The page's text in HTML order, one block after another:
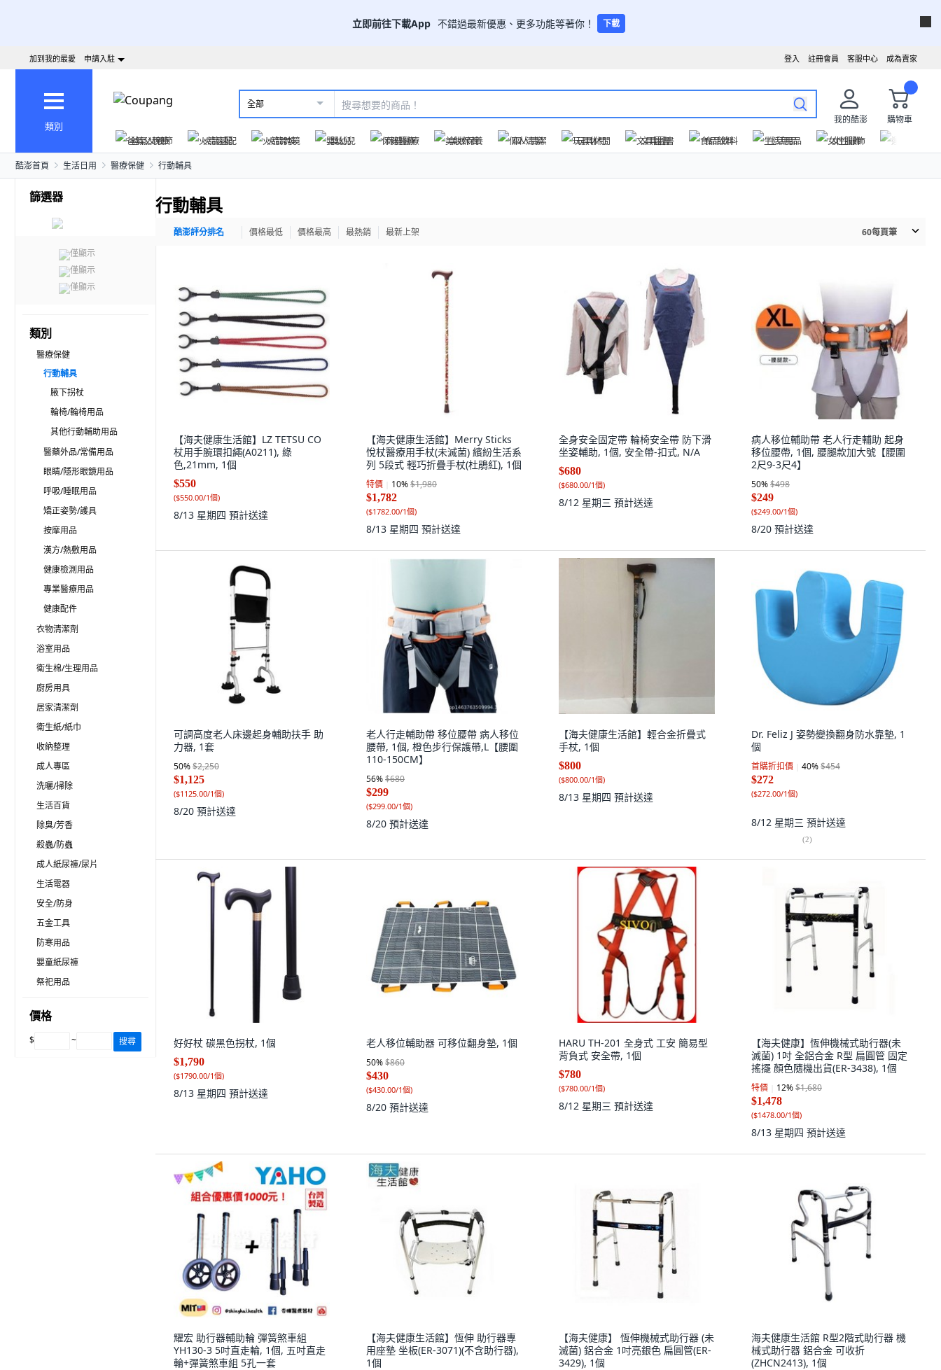
立即前往下載App 不錯過最新優惠、更多功能等著你！ 下載
成為賣家
客服中心
註冊會員
登入
加到我的最愛 申請入駐
類別
全部
我的酷澎
購物車
爸氣父親節
火箭速配 火箭跨境 嬰幼兒 保健醫療 美妝保養 個人清潔 玩具休閒 文具圖書 食品飲料 生活用品 女性服飾
酷澎首頁 生活日用 醫療保健 行動輔具
篩選器
僅顯示
僅顯示
僅顯示
類別
醫療保健
行動輔具
腋下拐杖
輪椅/輪椅用品
其他行動輔助用品
醫藥外品/常備用品
眼睛/隱形眼鏡用品
呼吸/睡眠用品
矯正姿勢/護具
按摩用品
漢方/熱敷用品
健康檢測用品
專業醫療用品
健康配件
衣物清潔劑
浴室用品
衛生棉/生理用品
廚房用具
居家清潔劑
衛生紙/紙巾
收納整理
成人專區
洗曬/掃除
生活百貨
除臭/芳香
殺蟲/防蟲
成人紙尿褲/尿片
生活電器
安全/防身
五金工具
防寒用品
嬰童紙尿褲
祭祀用品
價格
$ ~ 搜尋
行動輔具
酷澎評分排名 價格最低 價格最高 最熱銷 最新上架 60每頁筆
【海夫健康生活館】LZ TETSU CO
杖用手腕環扣繩(A0211), 綠
色,21mm, 1個
$550
($550.00/1個)
8/13 星期四 預計送達
【海夫健康生活館】Merry Sticks
悅杖醫療用手杖(未滅菌) 繽紛生活系
列 5段式 輕巧折疊手杖(杜鵑紅), 1個
特價 10%$1,980
$1,782
($1782.00/1個)
8/13 星期四 預計送達
全身安全固定帶 輪椅安全帶 防下滑
坐姿輔助, 1個, 安全帶-扣式, N/A
$680
($680.00/1個)
8/12 星期三 預計送達
病人移位輔助帶 老人行走輔助 起身
移位腰帶, 1個, 腰腿款加大號【腰圍
2尺9-3尺4】
50%$498
$249
($249.00/1個)
8/20 預計送達
可調高度老人床邊起身輔助扶手 助
力器, 1套
50%$2,250
$1,125
($1125.00/1個)
8/20 預計送達
老人行走輔助帶 移位腰帶 病人移位
腰帶, 1個, 橙色步行保護帶,L【腰圍
110-150CM】
56%$680
$299
($299.00/1個)
8/20 預計送達
【海夫健康生活館】輕合金折疊式
手杖, 1個
$800
($800.00/1個)
8/13 星期四 預計送達
Dr. Feliz J 姿勢變換翻身防水靠墊, 1
個
首購折扣價 40%$454
$272
($272.00/1個)
8/12 星期三 預計送達
(2)
好好杖 碳黑色拐杖, 1個
$1,790
($1790.00/1個)
8/13 星期四 預計送達
老人移位輔助器 可移位翻身墊, 1個
50%$860
$430
($430.00/1個)
8/20 預計送達
HARU TH-201 全身式 工安 簡易型
背負式 安全帶, 1個
$780
($780.00/1個)
8/12 星期三 預計送達
【海夫健康】恆伸機械式助行器(未
滅菌) 1吋 全鋁合金 R型 扁圓管 固定
搖擺 顏色隨機出貨(ER-3438), 1個
特價 12%$1,680
$1,478
($1478.00/1個)
8/13 星期四 預計送達
耀宏 助行器輔助輪 彈簧煞車組
YH130-3 5吋直走輪, 1個, 五吋直走
輪+彈簧煞車組 5孔一套
【海夫健康生活館】恆伸 助行器專
用座墊 坐板(ER-3071)(不含助行器),
1個
【海夫健康】 恆伸機械式助行器 (未
滅菌) 鋁合金 1吋亮銀色 扁圓管(ER-
3429), 1個
海夫健康生活館 R型2階式助行器 機
械式助行器 鋁合金 可收折
(ZHCN2413), 1個